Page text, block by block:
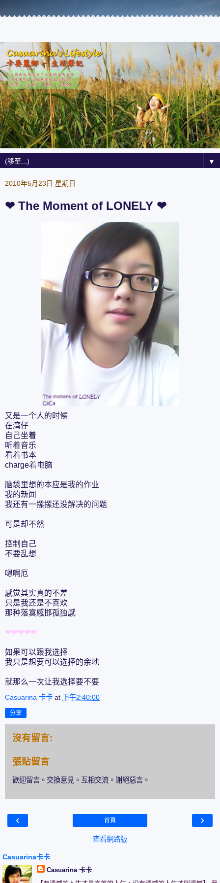
▼
2010年5月23日 星期日
❤ The Moment of LONELY ❤
又是一个人的时候
在湾仔
自己坐着
听着音乐
看着书本
charge着电脑
脑袋里想的本应是我的作业
我的新闻
我还有一摞摞还没解决的问题
可是却不然
控制自己
不要乱想
嗯啊厄
感觉其实真的不差
只是我还是不喜欢
那种落寞感邯孤独感
❤❤❤❤❤
如果可以跟我选择
我只是想要可以选择的余地
就那么一次让我选择要不要
Casuarina 卡卡 at 下午2:40:00
分享
沒有留言:
張貼留言
歡迎留言。交換意見。互相交流。謝絕惡言。
‹ ›
首頁
查看網路版
Casuarina卡卡
Casuarina 卡卡